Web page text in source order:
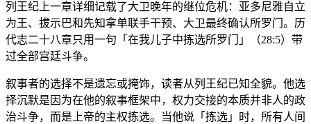
列王纪上一章详细记载了大卫晚年的继位危机：亚多尼雅自立
为王、拔示巴和先知拿单联手干预、大卫最终确认所罗门。历
代志二十八章只用一句「在我儿子中拣选所罗门」（28:5）带
过全部宫廷斗争。
叙事者的选择不是遗忘或掩饰，读者从列王纪已知全貌。他选
择沉默是因为在他的叙事框架中，权力交接的本质并非人的政
治斗争，而是上帝的主权拣选。当他说「拣选」时，所有人间